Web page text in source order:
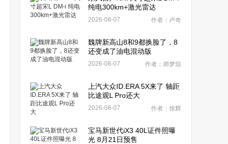
纯电300km+激光雷达
2026-08-07 作者：卢奇
魏牌新高山8和9都换脸了，8
还变成了油电混动版
2026-08-07 作者：师梦琼
上汽大众ID.ERA 5X来了 轴距
比途观L Pro还大
2026-08-07 作者：徐辉
宝马新世代iX3 40L证件照曝
光 8月21日预售